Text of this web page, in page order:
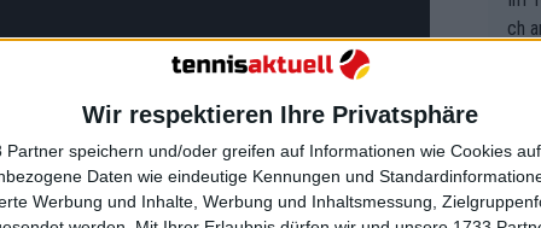
Wir respektieren Ihre Privatsphäre
Partner speichern und/oder greifen auf Informationen wie Cookies
Daten wie eindeutige Kennungen und
Werbung und Inhalte, Werbung und Inhaltsmessung,
Match zwischen Andy Roddick
Andre Agassi und John McEnroe.
ch
ird